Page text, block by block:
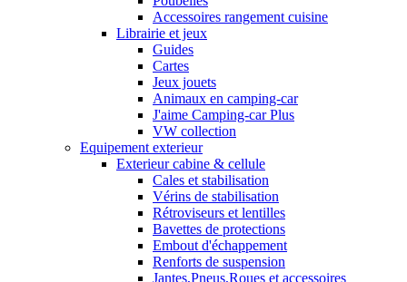
Accessoires rangement cuisine
Librairie et jeux
Guides
Cartes
Jeux jouets
Animaux en camping-car
J'aime Camping-car Plus
VW collection
Equipement exterieur
Exterieur cabine & cellule
Cales et stabilisation
Vérins de stabilisation
Rétroviseurs et lentilles
Bavettes de protections
Embout d'échappement
Renforts de suspension
Jantes,Pneus,Roues et accessoires